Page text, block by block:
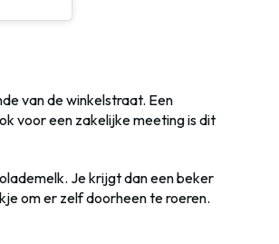
van de winkelstraat. Een
voor een zakelijke meeting is dit
Je krijgt dan een beker
om er zelf doorheen te roeren.